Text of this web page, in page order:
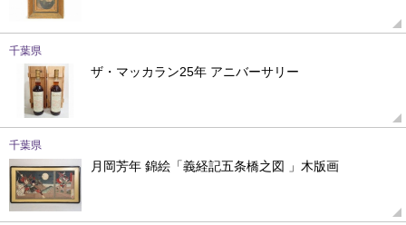
千葉県
ザ・マッカラン25年 アニバーサリー
千葉県
月岡芳年 錦絵「義経記五条橋之図 」木版画